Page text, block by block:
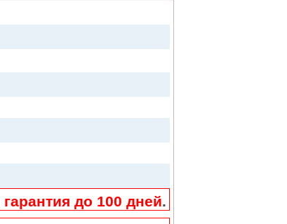
гарантия до 100 дней.